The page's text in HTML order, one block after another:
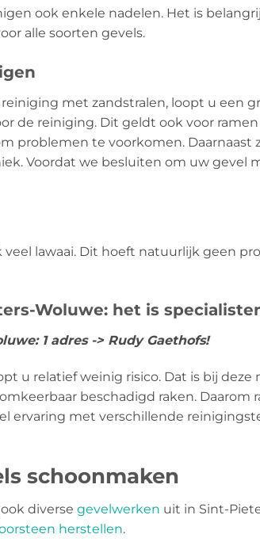
ook enkele nadelen. Het is
alle soorten gevels.
met zandstralen, loopt u een
de reiniging. Dit geldt ook voor
problemen te voorkomen. Daarnaast
Voordat we besluiten om uw gevel
lawaai. Dit hoeft natuurlijk geen
Woluwe: het is
1 adres -> Rudy Gaethofs!
u relatief weinig risico. Dat is bij
beschadigd raken. Daarom
ervaring met verschillende
schoonmaken
diverse gevelwerken uit in Sint-
herstellen.